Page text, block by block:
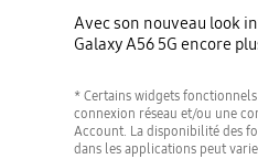
Avec son nouveau look
Galaxy A56 5G encore
* Certains widgets
connexion réseau et/ou une
Account. La disponibilité des
dans les applications peut